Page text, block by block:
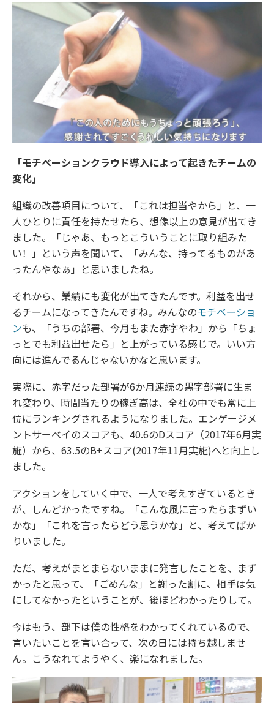
「モチベーションクラウド導入によって起きたチームの
変化」
組織の改善項目について、「これは担当やから」と、一
人ひとりに責任を持たせたら、想像以上の意見が出てき
ました。「じゃあ、もっとこういうことに取り組みた
い！」という声を聞いて、「みんな、持ってるものがあ
ったんやなぁ」と思いましたね。
それから、業績にも変化が出てきたんです。利益を出せ
るチームになってきたんですね。みんなのモチベーショ
ンも、「うちの部署、今月もまた赤字やわ」から「ちょ
っとでも利益出せたら」と上がっている感じで。いい方
向には進んでるんじゃないかなと思います。
実際に、赤字だった部署が6か月連続の黒字部署に生ま
れ変わり、時間当たりの稼ぎ高は、全社の中でも常に上
位にランキングされるようになりました。エンゲージメ
ントサーベイのスコアも、40.6のDスコア（2017年6月実
施）から、63.5のB+スコア(2017年11月実施)へと向上し
ました。
アクションをしていく中で、一人で考えすぎているとき
が、しんどかったですね。「こんな風に言ったらまずい
かな」「これを言ったらどう思うかな」と、考えてばか
りいました。
ただ、考えがまとまらないままに発言したことを、まず
かったと思って、「ごめんな」と謝った割に、相手は気
にしてなかったということが、後ほどわかったりして。
今はもう、部下は僕の性格をわかってくれているので、
言いたいことを言い合って、次の日には持ち越しませ
ん。こうなれてようやく、楽になれました。